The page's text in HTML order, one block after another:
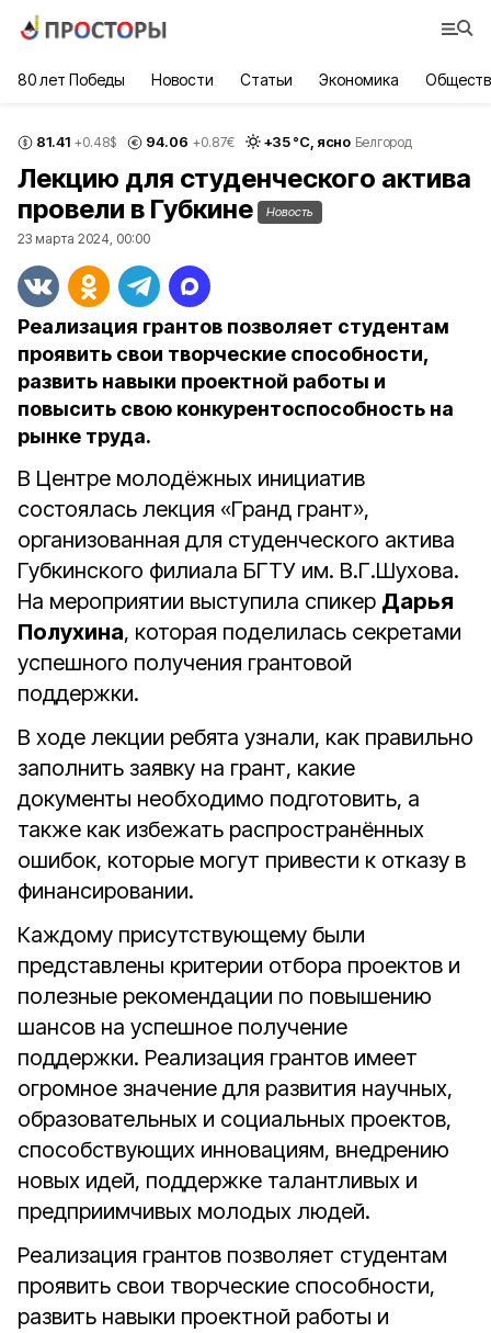
80 лет Победы Новости Статьи Экономика
81.41 +0.48$ 94.06 +0.87€ +35°С, ясно Белгород
Лекцию для студенческого актива
провели в Губкине
Новость
23 марта 2024, 00:00
Реализация грантов позволяет студентам
проявить свои творческие способности,
развить навыки проектной работы и
повысить свою конкурентоспособность на
рынке труда.
В Центре молодёжных инициатив
состоялась лекция «Гранд грант»,
организованная для студенческого актива
Губкинского филиала БГТУ им. В.Г.Шухова.
На мероприятии выступила спикер Дарья
Полухина, которая поделилась секретами
успешного получения грантовой
поддержки.
В ходе лекции ребята узнали, как правильно
заполнить заявку на грант, какие
документы необходимо подготовить, а
также как избежать распространённых
ошибок, которые могут привести к отказу в
финансировании.
Каждому присутствующему были
представлены критерии отбора проектов и
полезные рекомендации по повышению
шансов на успешное получение
поддержки. Реализация грантов имеет
огромное значение для развития научных,
образовательных и социальных проектов,
способствующих инновациям, внедрению
новых идей, поддержке талантливых и
предприимчивых молодых людей.
Реализация грантов позволяет студентам
проявить свои творческие способности,
развить навыки проектной работы и